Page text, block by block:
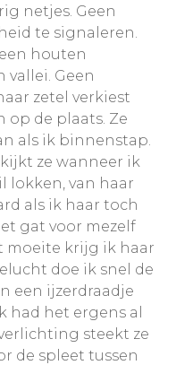
netjes. Geen
te signaleren.
houten
vallei. Geen
zetel verkiest
op de plaats. Ze
als ik binnenstap.
ze wanneer ik
lokken, van haar
als ik haar toch
gat voor mezelf
moeite krijg ik haar
doe ik snel de
een ijzerdraadje
had het ergens al
steekt ze
de spleet tussen